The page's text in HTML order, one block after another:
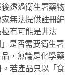
透過衛生署藥物
無法提供註冊編
有可能是非法
是否需要衛生署
，無論是化學藥
若產品只以「食